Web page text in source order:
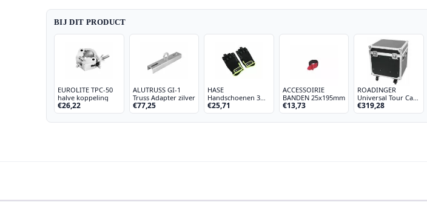
BIJ DIT PRODUCT
EUROLITE TPC-50
halve koppeling
€26,22
ALUTRUSS GI-1
Truss Adapter zilver
€77,25
HASE
Handschoenen 3
Vinger, maat XL
€25,71
ACCESSOIRIE
BANDEN 25x195mm
€13,73
ROADINGER
Universal Tour Case
60cm met wielen
€319,28